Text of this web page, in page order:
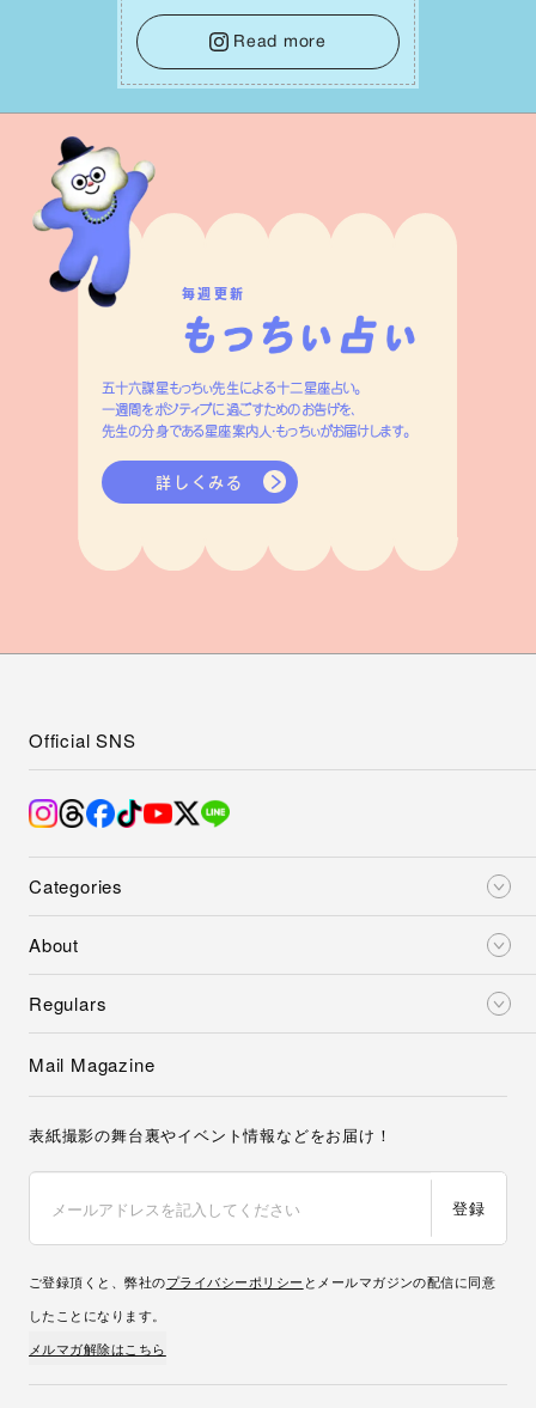
⾝や疲れていそうな⼈をいたわることに
時間を使いましょう。ここでしっかりとエ
ネルギーを蓄え、困難を乗り越える⼒に
変えましょう。
Read more
毎週更新
五十六謀星もっちぃ先生による十二星座占い。
一週間をポジティブに過ごすためのお告げを、
先生の分身である星座案内人・もっちぃがお届けします。
詳しくみる
Categories
About
Regulars
Official SNS
Mail Magazine
表紙撮影の舞台裏やイベント情報などをお届け！
登録
ご登録頂くと、弊社のプライバシーポリシー とメールマガジンの配信に同意
したことになります。
メルマガ解除はこちら